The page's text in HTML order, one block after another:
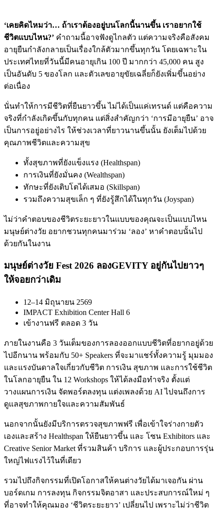
‘เคยคิดไหมว่า… ถ้าเราต้องอยู่บนโลกนี้นานขึ้น เราอยากใช้
ชีวิตแบบไหน?’ คำถามนี้อาจฟังดูไกลตัว แต่ความจริงคือสังคม
อายุยืนกำลังกลายเป็นเรื่องใกล้ตัวมากขึ้นทุกวัน โดยเฉพาะใน
ประเทศไทยที่วันนี้มีคนอายุเกิน 100 ปี มากกว่า 45,000 คน สูง
เป็นอันดับ 5 ของโลก และตัวเลขอายุขัยเฉลี่ยก็ยังเพิ่มขึ้นอย่าง
ต่อเนื่อง
นั่นทำให้การมีชีวิตที่ยืนยาวขึ้น ไม่ได้เป็นแค่เทรนด์ แต่คือความ
จริงที่กำลังเกิดขึ้นกับทุกคน แต่สิ่งสำคัญกว่า ‘การมีอายุยืน’ อาจ
เป็นการอยู่อย่างไร ให้ช่วงเวลาที่ยาวนานขึ้นนั้น ยังเต็มไปด้วย
คุณภาพชีวิตและความสุข
ทั้งสุขภาพที่ยังแข็งแรง (Healthspan)
การเงินที่ยังมั่นคง (Wealthspan)
ทักษะที่ยังเติบโตได้เสมอ (Skillspan)
รวมถึงความสุขเล็ก ๆ ที่ยังรู้สึกได้ในทุกวัน (Joyspan)
ไม่ว่าคำตอบของชีวิตระยะยาวในแบบของคุณจะเป็นแบบไหน
มนุษย์ต่างวัย อยากชวนทุกคนมาร่วม ‘ลอง’ หาคำตอบนั้นไป
ด้วยกันในงาน
มนุษย์ต่างวัย Fest 2026 ลองGEVITY อยู่กันไปยาวๆ
ให้จอยกว่าเดิม
12–14 มิถุนายน 2569
IMPACT Exhibition Center Hall 6
เข้างานฟรี ตลอด 3 วัน
ภายในงานคือ 3 วันเต็มของการลองออกแบบชีวิตที่อยากอยู่ด้วย
ไปอีกนาน พร้อมกับ 50+ Speakers ที่จะมาแชร์ทั้งความรู้ มุมมอง
และแรงบันดาลใจเกี่ยวกับชีวิต การเงิน สุขภาพ และการใช้ชีวิต
ในโลกอายุยืน ใน 12 Workshops ให้ได้ลงมือทำจริง ตั้งแต่
วางแผนการเงิน จัดพอร์ตลงทุน แต่งเพลงด้วย AI ไปจนถึงการ
ดูแลสุขภาพกายใจและความสัมพันธ์
นอกจากนั้นยังมีบริการตรวจสุขภาพฟรี เพื่อเข้าใจร่างกายตัว
เองและสร้าง Healthspan ให้ยืนยาวขึ้น และ โซน Exhibitors และ
Creative Senior Market ที่รวมสินค้า บริการ และผู้ประกอบการรุ่น
ใหญ่ไฟแรงไว้ในที่เดียว
รวมไปถึงกิจกรรมที่เปิดโอกาสให้คนต่างวัยได้มาเจอกัน ผ่าน
บอร์ดเกม การลงทุน กิจกรรมจิตอาสา และประสบการณ์ใหม่ ๆ
ที่อาจทำให้คุณมอง ‘ชีวิตระยะยาว’ เปลี่ยนไป เพราะไม่ว่าชีวิต